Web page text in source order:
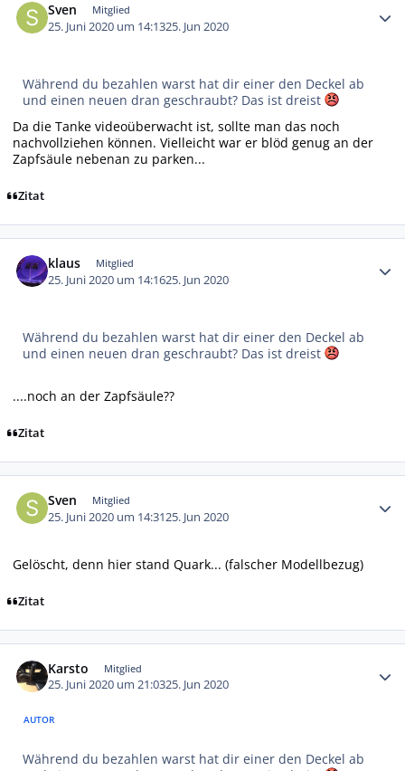
Sven Mitglied
25. Juni 2020 um 14:1325. Jun 2020
Während du bezahlen warst hat dir einer den Deckel ab
und einen neuen dran geschraubt? Das ist dreist
Da die Tanke videoüberwacht ist, sollte man das noch
nachvollziehen können. Vielleicht war er blöd genug an der
Zapfsäule nebenan zu parken...
Zitat
klaus Mitglied
25. Juni 2020 um 14:1625. Jun 2020
Während du bezahlen warst hat dir einer den Deckel ab
und einen neuen dran geschraubt? Das ist dreist
....noch an der Zapfsäule??
Zitat
Sven Mitglied
25. Juni 2020 um 14:3125. Jun 2020
Gelöscht, denn hier stand Quark... (falscher Modellbezug)
Zitat
Karsto Mitglied
25. Juni 2020 um 21:0325. Jun 2020
AUTOR
Während du bezahlen warst hat dir einer den Deckel ab